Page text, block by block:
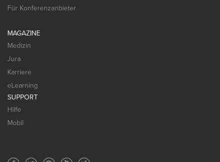
Für Konferenzanbieter
MAGAZINE
Medizin
Jura
Karriere
eLearning
SUPPORT
Hilfe
Mobil